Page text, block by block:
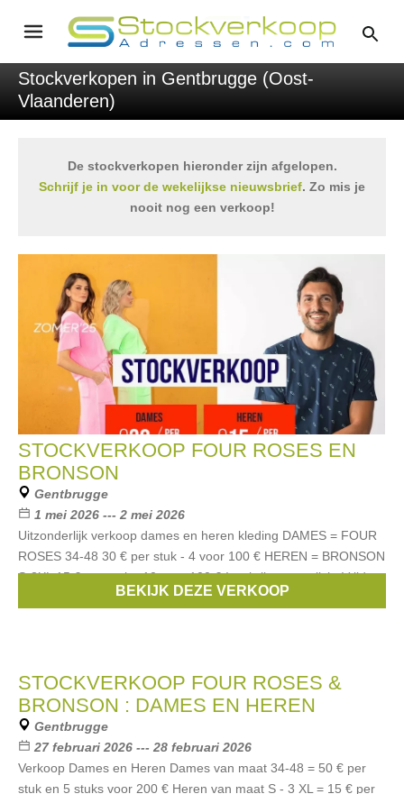
Stockverkopen in Gentbrugge (Oost-
Vlaanderen)
De stockverkopen hieronder zijn afgelopen.
Schrijf je in voor de wekelijkse nieuwsbrief. Zo mis je
nooit nog een verkoop!
STOCKVERKOOP FOUR ROSES EN
BRONSON
Gentbrugge
1 mei 2026 --- 2 mei 2026
Uitzonderlijk verkoop dames en heren kleding DAMES = FOUR
ROSES 34-48 30 € per stuk - 4 voor 100 € HEREN = BRONSON
S-3XL 15 € per stuk - 10 voor 100 € Inschrijven verplicht Vrijdag
Bronson,FOUR ROSES
BEKIJK DEZE VERKOOP
STOCKVERKOOP FOUR ROSES &
BRONSON : DAMES EN HEREN
Gentbrugge
27 februari 2026 --- 28 februari 2026
Verkoop Dames en Heren Dames van maat 34-48 = 50 € per
stuk en 5 stuks voor 200 € Heren van maat S - 3 XL = 15 € per